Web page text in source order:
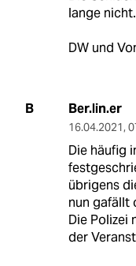
lange nicht.
DW und
B Ber.lin.er
16.04.2021,
Die häufig
übrigens
nun gafällt
Die Polizei
der